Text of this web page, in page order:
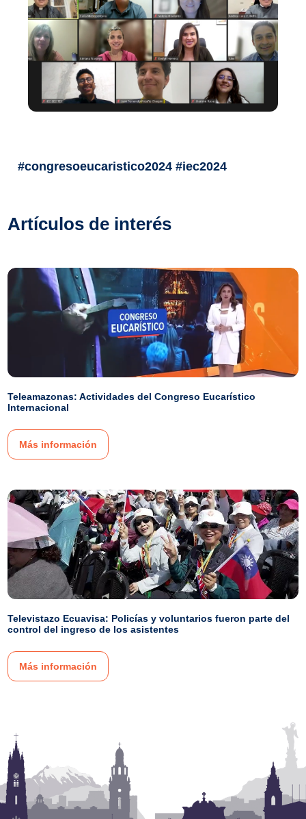
#congresoeucaristico2024 #iec2024
Artículos de interés
Teleamazonas: Actividades del Congreso Eucarístico
Internacional
Más información
Televistazo Ecuavisa: Policías y voluntarios fueron parte del
control del ingreso de los asistentes
Más información